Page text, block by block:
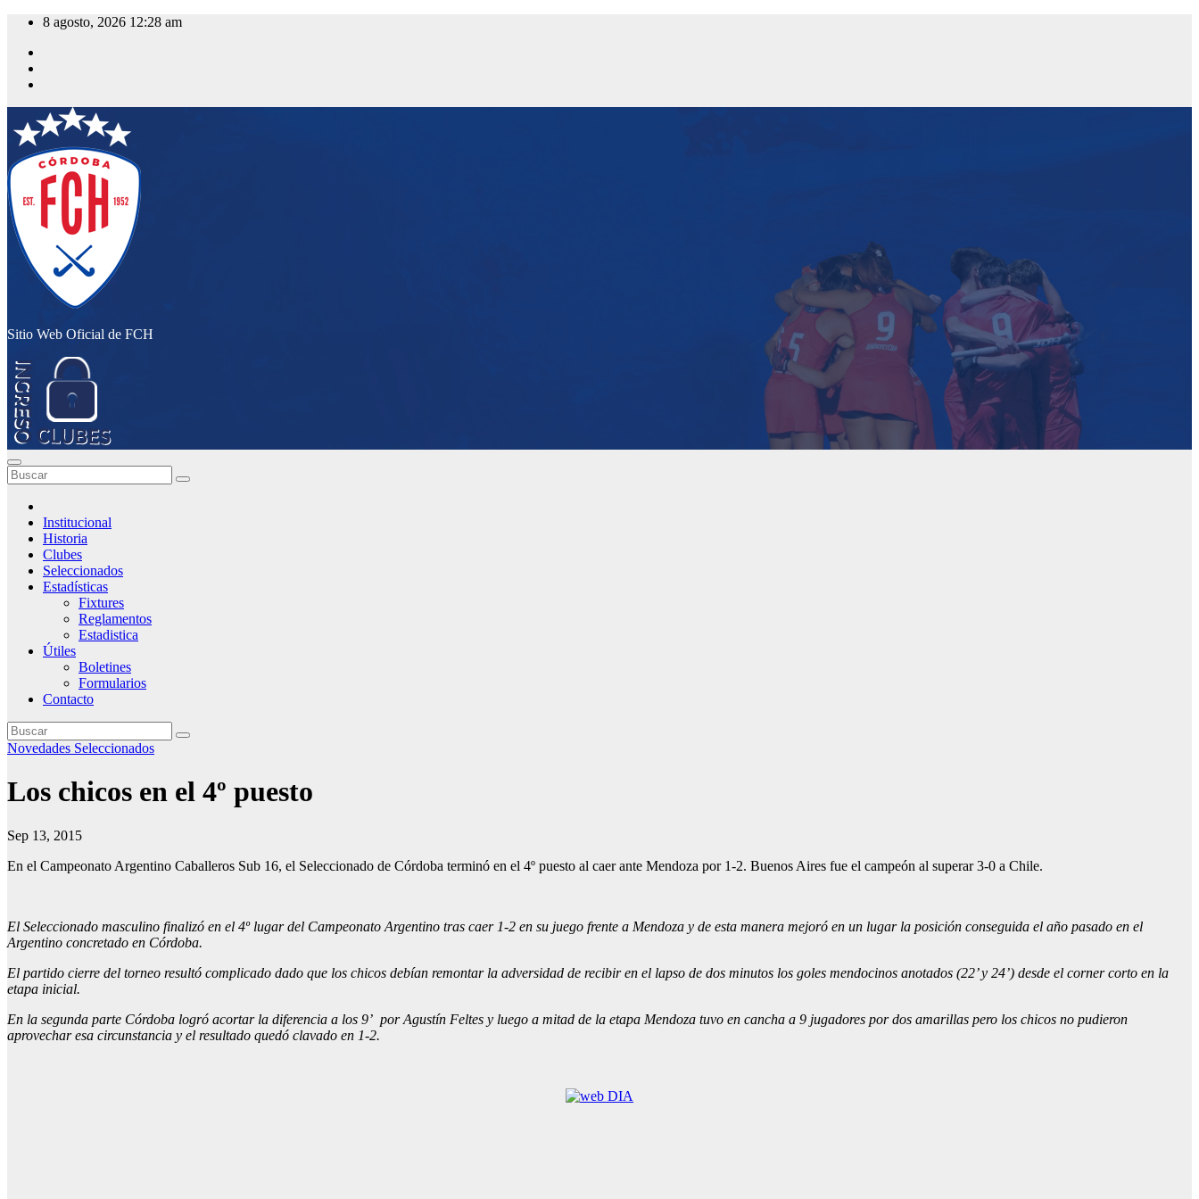
Saltar
contenido
8 agosto, 2026 12:28 am
Sitio Web Oficial de FCH
Institucional
Historia
Clubes
Seleccionados
Estadísticas
Fixtures
Reglamentos
Estadistica
Útiles
Boletines
Formularios
Contacto
Novedades Seleccionados
Los chicos en el 4º puesto
Sep 13, 2015
En el Campeonato Argentino Caballeros Sub 16, el Seleccionado de Córdoba terminó en el 4º puesto al caer ante Mendoza por 1-2. Buenos Aires fue el campeón al superar 3-0 a Chile.
El Seleccionado masculino finalizó en el 4º lugar del Campeonato Argentino tras caer 1-2 en su juego frente a Mendoza y de esta manera mejoró en un lugar la posición conseguida el año pasado en el
Argentino concretado en Córdoba.
El partido cierre del torneo resultó complicado dado que los chicos debían remontar la adversidad de recibir en el lapso de dos minutos los goles mendocinos anotados (22’ y 24’) desde el corner corto en la
etapa inicial.
En la segunda parte Córdoba logró acortar la diferencia a los 9’ por Agustín Feltes y luego a mitad de la etapa Mendoza tuvo en cancha a 9 jugadores por dos amarillas pero los chicos no pudieron
aprovechar esa circunstancia y el resultado quedó clavado en 1-2.